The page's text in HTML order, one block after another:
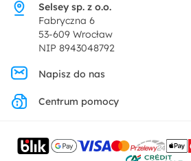
Promocje
Regulamin
Polityka prywatności
Ustawienia prywatności
Kontakt
Selsey sp. z o.o.
Fabryczna 6
53-609 Wrocław
NIP 8943048792
Napisz do nas
Centrum pomocy